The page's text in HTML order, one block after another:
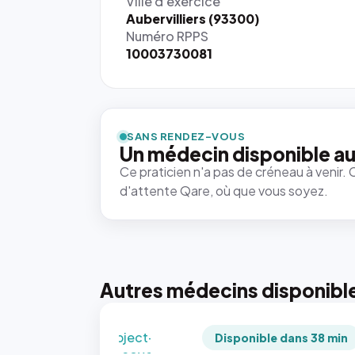
Aubervilliers (93300)
Numéro RPPS
10003730081
SANS RENDEZ-VOUS
Un médecin disponible
Ce praticien n'a pas de créneau à
d'attente Qare, où que vous soyez.
Autres médecins
rendue par
`.profile-
picture`,
et un
rapport 1:1
qui reste
juste à
photo est
recadrée
`object-
Disponible dans 38 min